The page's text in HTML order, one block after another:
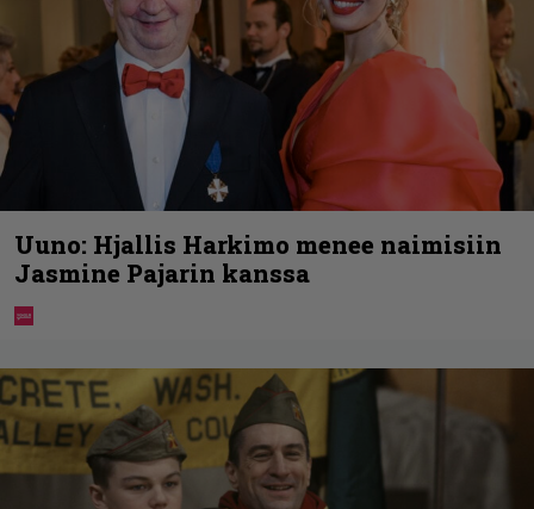
Uuno: Hjallis Harkimo menee naimisiin
Jasmine Pajarin kanssa